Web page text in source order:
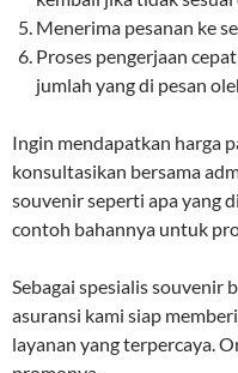
Menerima pesanan ke
Proses pengerjaan
jumlah yang di pesan
Ingin mendapatkan harga
konsultasikan bersama
souvenir seperti apa yang
contoh bahannya untuk
Sebagai spesialis souvenir
asuransi kami siap
layanan yang terpercaya.